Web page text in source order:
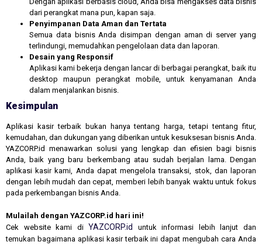
dari perangkat mana pun, kapan saja.
Penyimpanan Data Aman dan Tertata
Semua data bisnis Anda disimpan dengan aman di server yang
terlindungi, memudahkan pengelolaan data dan laporan.
Desain yang Responsif
Aplikasi kami bekerja dengan lancar di berbagai perangkat, baik itu
desktop maupun perangkat mobile, untuk kenyamanan Anda
dalam menjalankan bisnis.
Kesimpulan
Aplikasi kasir terbaik bukan hanya tentang harga, tetapi tentang fitur,
kemudahan, dan dukungan yang diberikan untuk kesuksesan bisnis Anda.
YAZCORP.id menawarkan solusi yang lengkap dan efisien bagi bisnis
Anda, baik yang baru berkembang atau sudah berjalan lama. Dengan
aplikasi kasir kami, Anda dapat mengelola transaksi, stok, dan laporan
dengan lebih mudah dan cepat, memberi lebih banyak waktu untuk fokus
pada perkembangan bisnis Anda.
Mulailah dengan YAZCORP.id hari ini!
Cek website kami di YAZCORP.id
untuk informasi lebih lanjut dan
temukan bagaimana aplikasi kasir terbaik ini dapat mengubah cara Anda